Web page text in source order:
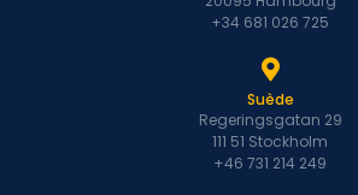
+34 681 026 725
Suède
Regeringsgatan 29
111 51 Stockholm
+46 731 214 249